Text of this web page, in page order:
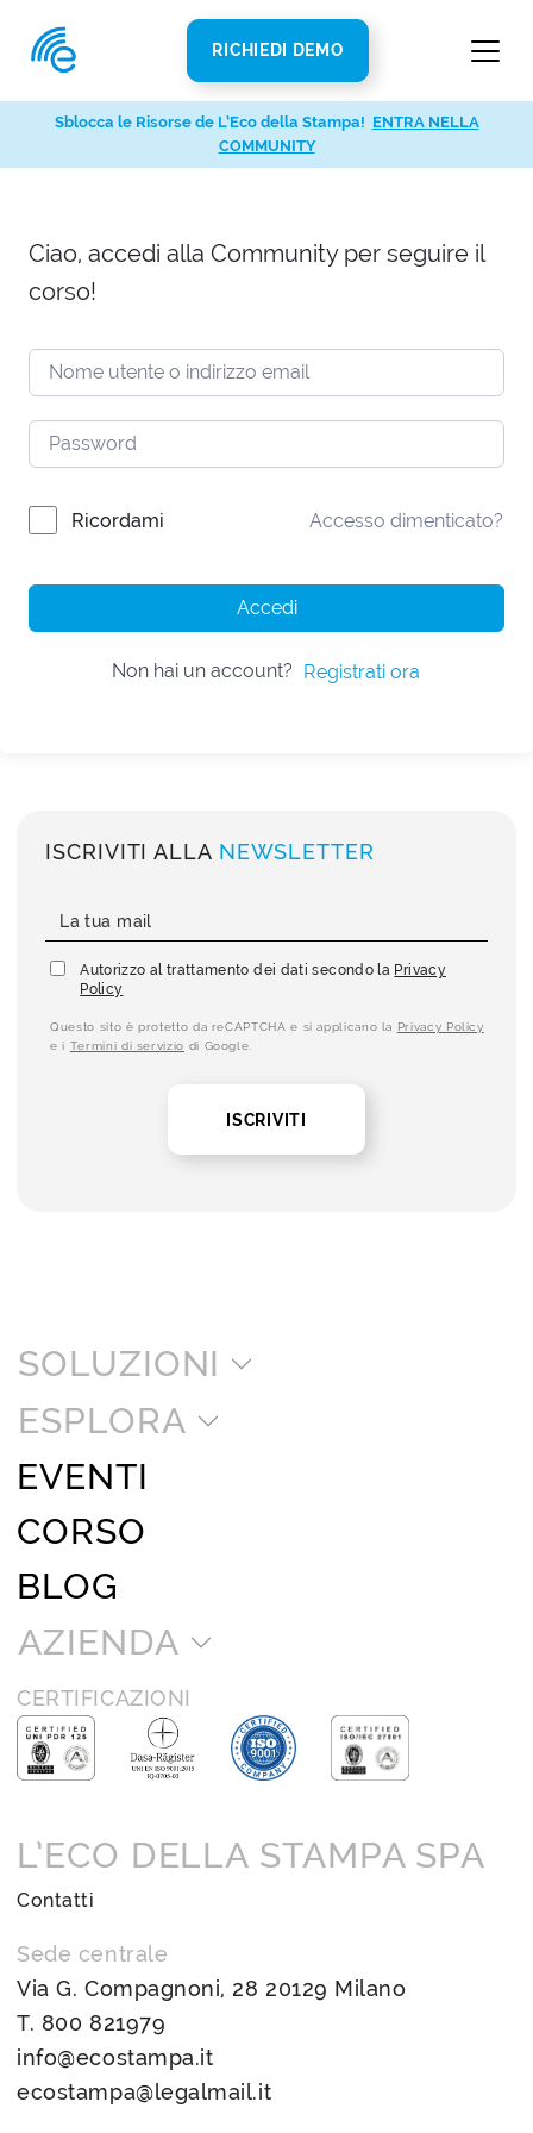
RICHIEDI DEMO
Ciao, accedi alla Community per seguire il
corso!
Ricordami Accesso dimenticato?
Accedi
Non hai un account? Registrati ora
ISCRIVITI ALLA NEWSLETTER
Autorizzo al trattamento dei dati secondo la Privacy
Policy
Questo sito è protetto da reCAPTCHA e si applicano la Privacy Policy
e i Termini di servizio di Google.
ISCRIVITI
SOLUZIONI
ESPLORA
EVENTI
CORSO
BLOG
AZIENDA
CERTIFICAZIONI
L’ECO DELLA STAMPA SPA
Contatti
Sede centrale
Via G. Compagnoni, 28 20129 Milano
T. 800 821979
info@ecostampa.it
ecostampa@legalmail.it
Sblocca le Risorse de L’Eco della Stampa! ENTRA NELLA
COMMUNITY